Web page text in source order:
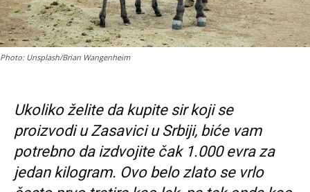
Photo: Unsplash/Brian Wangenheim
Ukoliko želite da kupite sir koji se
proizvodi u Zasavici u Srbiji, biće vam
potrebno da izdvojite čak 1.000 evra za
jedan kilogram. Ovo belo zlato se vrlo